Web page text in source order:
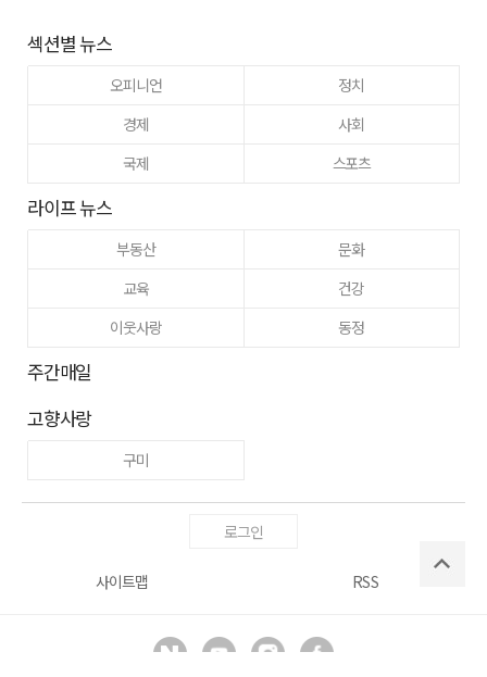
섹션별 뉴스
오피니언
정치
경제
사회
국제
스포츠
라이프 뉴스
부동산
문화
교육
건강
이웃사랑
동정
주간매일
고향사랑
구미
로그인
사이트맵 RSS